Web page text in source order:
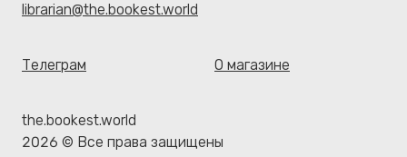
librarian@the.bookest.world
Телеграм О магазине
the.bookest.world
2026 © Все права защищены